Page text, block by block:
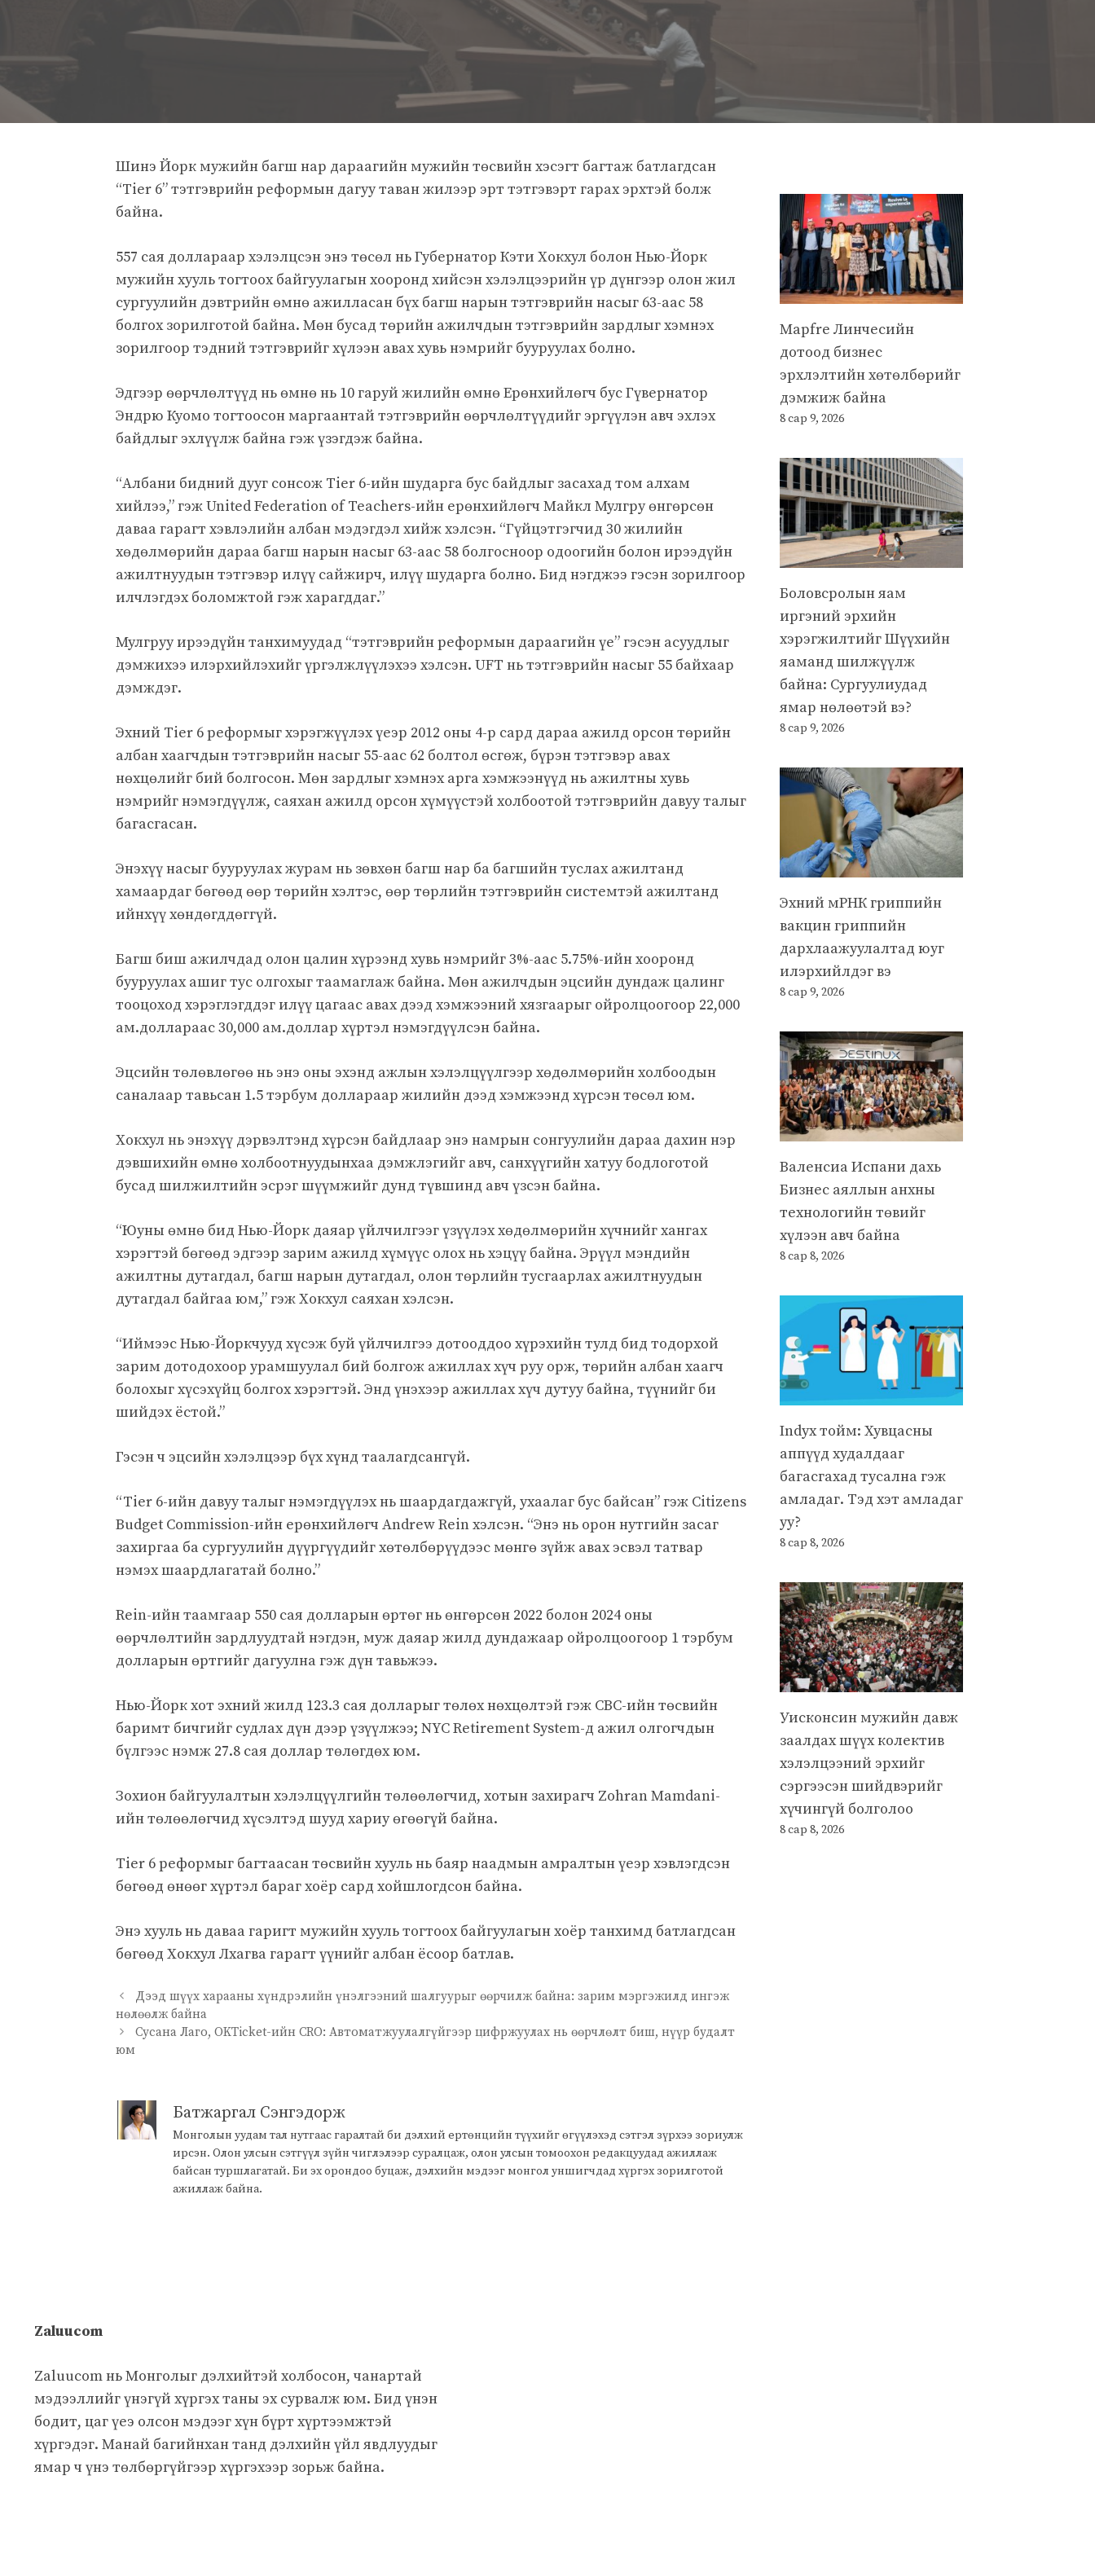
Шинэ Йорк мужийн багш нар дараагийн мужийн төсвийн хэсэгт багтаж батлагдсан
“Tier 6” тэтгэврийн реформын дагуу таван жилээр эрт тэтгэвэрт гарах эрхтэй болж
байна.
557 сая доллараар хэлэлцсэн энэ төсөл нь Губернатор Кэти Хокхул болон Нью-Йорк
мужийн хууль тогтоох байгуулагын хооронд хийсэн хэлэлцээрийн үр дүнгээр олон жил
сургуулийн дэвтрийн өмнө ажилласан бүх багш нарын тэтгэврийн насыг 63-аас 58
болгох зорилготой байна. Мөн бусад төрийн ажилчдын тэтгэврийн зардлыг хэмнэх
зорилгоор тэдний тэтгэврийг хүлээн авах хувь нэмрийг бууруулах болно.
Эдгээр өөрчлөлтүүд нь өмнө нь 10 гаруй жилийн өмнө Ерөнхийлөгч бус Гүвернатор
Эндрю Куомо тогтоосон маргаантай тэтгэврийн өөрчлөлтүүдийг эргүүлэн авч эхлэх
байдлыг эхлүүлж байна гэж үзэгдэж байна.
“Албани бидний дууг сонсож Tier 6-ийн шударга бус байдлыг засахад том алхам
хийлээ,” гэж United Federation of Teachers-ийн ерөнхийлөгч Майкл Мулгру өнгөрсөн
даваа гарагт хэвлэлийн албан мэдэгдэл хийж хэлсэн. “Гүйцэтгэгчид 30 жилийн
хөдөлмөрийн дараа багш нарын насыг 63-аас 58 болгосноор одоогийн болон ирээдүйн
ажилтнуудын тэтгэвэр илүү сайжирч, илүү шударга болно. Бид нэгджээ гэсэн зорилгоор
илчлэгдэх боломжтой гэж харагддаг.”
Мулгруу ирээдүйн танхимуудад “тэтгэврийн реформын дараагийн үе” гэсэн асуудлыг
дэмжихээ илэрхийлэхийг үргэлжлүүлэхээ хэлсэн. UFT нь тэтгэврийн насыг 55 байхаар
дэмждэг.
Эхний Tier 6 реформыг хэрэгжүүлэх үеэр 2012 оны 4-р сард дараа ажилд орсон төрийн
албан хаагчдын тэтгэврийн насыг 55-аас 62 болтол өсгөж, бүрэн тэтгэвэр авах
нөхцөлийг бий болгосон. Мөн зардлыг хэмнэх арга хэмжээнүүд нь ажилтны хувь
нэмрийг нэмэгдүүлж, саяхан ажилд орсон хүмүүстэй холбоотой тэтгэврийн давуу талыг
багасгасан.
Энэхүү насыг бууруулах журам нь зөвхөн багш нар ба багшийн туслах ажилтанд
хамаардаг бөгөөд өөр төрийн хэлтэс, өөр төрлийн тэтгэврийн системтэй ажилтанд
ийнхүү хөндөгддөггүй.
Багш биш ажилчдад олон цалин хүрээнд хувь нэмрийг 3%-аас 5.75%-ийн хооронд
бууруулах ашиг тус олгохыг таамаглаж байна. Мөн ажилчдын эцсийн дундаж цалинг
тооцоход хэрэглэгддэг илүү цагаас авах дээд хэмжээний хязгаарыг ойролцоогоор 22,000
ам.доллараас 30,000 ам.доллар хүртэл нэмэгдүүлсэн байна.
Эцсийн төлөвлөгөө нь энэ оны эхэнд ажлын хэлэлцүүлгээр хөдөлмөрийн холбоодын
саналаар тавьсан 1.5 тэрбум доллараар жилийн дээд хэмжээнд хүрсэн төсөл юм.
Хокхул нь энэхүү дэрвэлтэнд хүрсэн байдлаар энэ намрын сонгуулийн дараа дахин нэр
дэвшихийн өмнө холбоотнуудынхаа дэмжлэгийг авч, санхүүгийн хатуу бодлоготой
бусад шилжилтийн эсрэг шүүмжийг дунд түвшинд авч үзсэн байна.
“Юуны өмнө бид Нью-Йорк даяар үйлчилгээг үзүүлэх хөдөлмөрийн хүчнийг хангах
хэрэгтэй бөгөөд эдгээр зарим ажилд хүмүүс олох нь хэцүү байна. Эрүүл мэндийн
ажилтны дутагдал, багш нарын дутагдал, олон төрлийн тусгаарлах ажилтнуудын
дутагдал байгаа юм,” гэж Хокхул саяхан хэлсэн.
“Иймээс Нью-Йоркчууд хүсэж буй үйлчилгээ дотооддоо хүрэхийн тулд бид тодорхой
зарим дотодохоор урамшуулал бий болгож ажиллах хүч руу орж, төрийн албан хаагч
болохыг хүсэхүйц болгох хэрэгтэй. Энд үнэхээр ажиллах хүч дутуу байна, түүнийг би
шийдэх ёстой.”
Гэсэн ч эцсийн хэлэлцээр бүх хүнд таалагдсангүй.
“Tier 6-ийн давуу талыг нэмэгдүүлэх нь шаардагдажгүй, ухаалаг бус байсан” гэж Citizens
Budget Commission-ийн ерөнхийлөгч Andrew Rein хэлсэн. “Энэ нь орон нутгийн засаг
захиргаа ба сургуулийн дүүргүүдийг хөтөлбөрүүдээс мөнгө зүйж авах эсвэл татвар
нэмэх шаардлагатай болно.”
Rein-ийн таамгаар 550 сая долларын өртөг нь өнгөрсөн 2022 болон 2024 оны
өөрчлөлтийн зардлуудтай нэгдэн, муж даяар жилд дундажаар ойролцоогоор 1 тэрбум
долларын өртгийг дагуулна гэж дүн тавьжээ.
Нью-Йорк хот эхний жилд 123.3 сая долларыг төлөх нөхцөлтэй гэж CBC-ийн төсвийн
баримт бичгийг судлах дүн дээр үзүүлжээ; NYC Retirement System-д ажил олгогчдын
бүлгээс нэмж 27.8 сая доллар төлөгдөх юм.
Зохион байгуулалтын хэлэлцүүлгийн төлөөлөгчид, хотын захирагч Zohran Mamdani-
ийн төлөөлөгчид хүсэлтэд шууд хариу өгөөгүй байна.
Tier 6 реформыг багтаасан төсвийн хууль нь баяр наадмын амралтын үеэр хэвлэгдсэн
бөгөөд өнөөг хүртэл бараг хоёр сард хойшлогдсон байна.
Энэ хууль нь даваа гаригт мужийн хууль тогтоох байгуулагын хоёр танхимд батлагдсан
бөгөөд Хокхул Лхагва гарагт үүнийг албан ёсоор батлав.
Дээд шүүх харааны хүндрэлийн үнэлгээний шалгуурыг өөрчилж байна: зарим мэргэжилд ингэж
нөлөөлж байна
Сусана Лаго, OKTicket-ийн CRO: Автоматжуулалгүйгээр цифржуулах нь өөрчлөлт биш, нүүр будалт
юм
Батжаргал Сэнгэдорж
Монголын уудам тал нутгаас гаралтай би дэлхий ертөнцийн түүхийг өгүүлэхэд сэтгэл зүрхээ зориулж
ирсэн. Олон улсын сэтгүүл зүйн чиглэлээр суралцаж, олон улсын томоохон редакцуудад ажиллаж
байсан туршлагатай. Би эх орондоо буцаж, дэлхийн мэдээг монгол уншигчдад хүргэх зорилготой
ажиллаж байна.
Mapfre Линчесийн
дотоод бизнес
эрхлэлтийн хөтөлбөрийг
дэмжиж байна
8 сар 9, 2026
Боловсролын яам
иргэний эрхийн
хэрэгжилтийг Шүүхийн
яаманд шилжүүлж
байна: Сургуулиудад
ямар нөлөөтэй вэ?
8 сар 9, 2026
Эхний мРНК гриппийн
вакцин гриппийн
дархлаажуулалтад юуг
илэрхийлдэг вэ
8 сар 9, 2026
Валенсиа Испани дахь
Бизнес аяллын анхны
технологийн төвийг
хүлээн авч байна
8 сар 8, 2026
Indyx тойм: Хувцасны
аппүүд худалдааг
багасгахад тусална гэж
амладаг. Тэд хэт амладаг
уу?
8 сар 8, 2026
Уисконсин мужийн давж
заалдах шүүх колектив
хэлэлцээний эрхийг
сэргээсэн шийдвэрийг
хүчингүй болголоо
8 сар 8, 2026
Zaluucom
Zaluucom нь Монголыг дэлхийтэй холбосон, чанартай
мэдээллийг үнэгүй хүргэх таны эх сурвалж юм. Бид үнэн
бодит, цаг үеэ олсон мэдээг хүн бүрт хүртээмжтэй
хүргэдэг. Манай багийнхан танд дэлхийн үйл явдлуудыг
ямар ч үнэ төлбөргүйгээр хүргэхээр зорьж байна.